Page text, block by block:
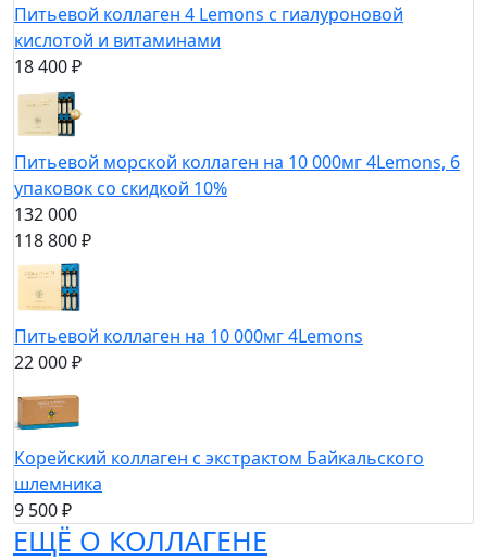
Питьевой коллаген 4 Lemons с гиалуроновой
кислотой и витаминами
18 400 ₽
Питьевой морской коллаген на 10 000мг 4Lemons, 6
упаковок со скидкой 10%
132 000
118 800 ₽
Питьевой коллаген на 10 000мг 4Lemons
22 000 ₽
Корейский коллаген с экстрактом Байкальского
шлемника
9 500 ₽
ЕЩЁ О КОЛЛАГЕНЕ